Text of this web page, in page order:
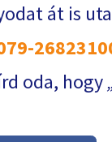
át is
oda, hogy